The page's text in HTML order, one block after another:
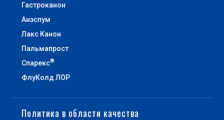
Гастроканон
Анэспум
Лакс Канон
Пальмапрост
Спарекс®
ФлуКолд ЛОР
Политика в области качества